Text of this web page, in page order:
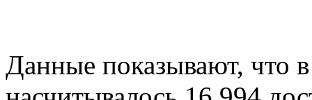
Данные показывают, что